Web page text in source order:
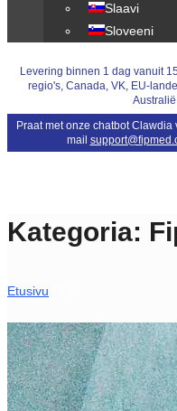
Slaavi
Sloveeni
Levering binnen 1 dag vanuit
regio's, Canada, VK, EU-
Praat met onze chatbot
mail
Kategoria:
Etusivu